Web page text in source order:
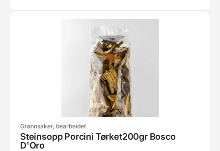
Grønnsaker, bearbeidet
Steinsopp Porcini Tørket200gr Bosco
D'Oro